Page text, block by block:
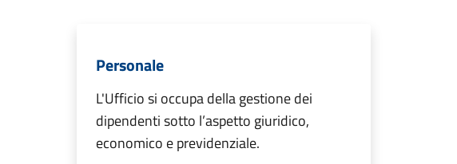
Personale
L'Ufficio si occupa della gestione dei
dipendenti sotto l’aspetto giuridico,
economico e previdenziale.